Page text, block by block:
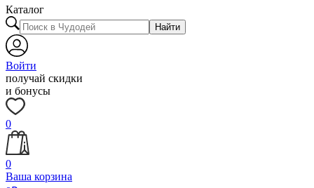
Каталог
Найти
Войти
получай скидки
и бонусы
0
0
Ваша корзина